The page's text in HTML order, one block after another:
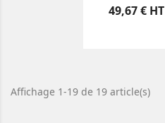
Prix
49,67 € HT
Affichage 1-19 de 19 article(s)